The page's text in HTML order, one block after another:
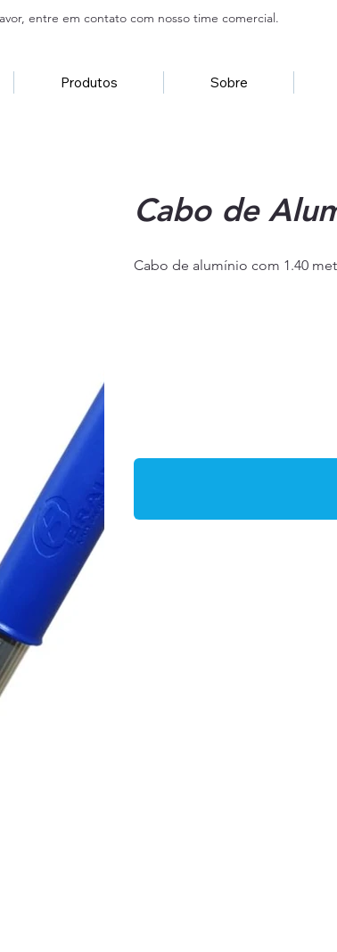
Produtos Sobre
entre em contato com nosso time comercial.
Cabo de
Cabo de alumínio com 1.40